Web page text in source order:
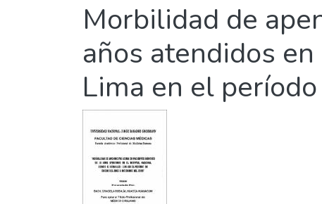
Morbilidad de
años atendidos
Lima en el